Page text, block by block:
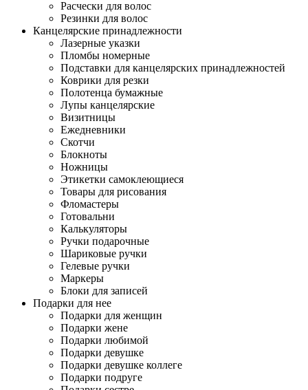
Расчески для волос
Резинки для волос
Канцелярские принадлежности
Лазерные указки
Пломбы номерные
Подставки для канцелярских принадлежностей
Коврики для резки
Полотенца бумажные
Лупы канцелярские
Визитницы
Ежедневники
Скотчи
Блокноты
Ножницы
Этикетки самоклеющиеся
Товары для рисования
Фломастеры
Готовальни
Калькуляторы
Ручки подарочные
Шариковые ручки
Гелевые ручки
Маркеры
Блоки для записей
Подарки для нее
Подарки для женщин
Подарки жене
Подарки любимой
Подарки девушке
Подарки девушке коллеге
Подарки подруге